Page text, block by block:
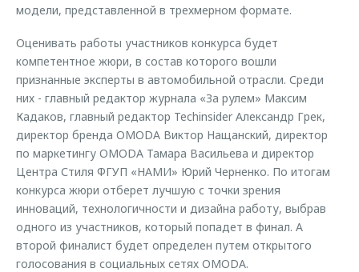
модели, представленной в трехмерном формате.
Оценивать работы участников конкурса будет
компетентное жюри, в состав которого вошли
признанные эксперты в автомобильной отрасли. Среди
них - главный редактор журнала «За рулем» Максим
Кадаков, главный редактор Techinsider Александр Грек,
директор бренда OMODA Виктор Нащанский, директор
по маркетингу OMODA Тамара Васильева и директор
Центра Стиля ФГУП «НАМИ» Юрий Черненко. По итогам
конкурса жюри отберет лучшую с точки зрения
инноваций, технологичности и дизайна работу, выбрав
одного из участников, который попадет в финал. А
второй финалист будет определен путем открытого
голосования в социальных сетях OMODA.